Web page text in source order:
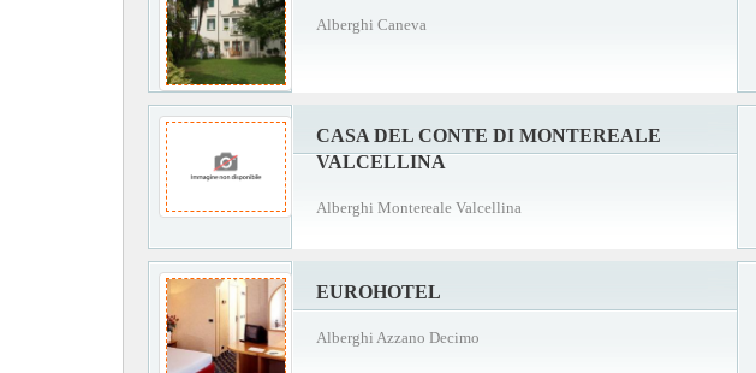
Alberghi Caneva
CASA DEL CONTE DI MONTEREALE
VALCELLINA
Alberghi Montereale Valcellina
EUROHOTEL
Alberghi Azzano Decimo